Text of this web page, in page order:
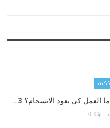
كي يعود الانسجام؟ 3…
0